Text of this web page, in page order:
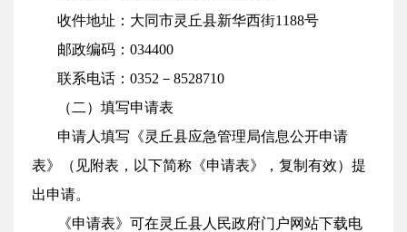
收件地址：大同市灵丘县新华西街1188号
邮政编码：034400
联系电话：0352－8528710
（二）填写申请表
申请人填写《灵丘县应急管理局信息公开申请
表》（见附表，以下简称《申请表》，复制有效）提
出申请。
《申请表》可在灵丘县人民政府门户网站下载电